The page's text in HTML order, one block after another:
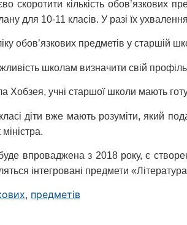
скоротити кількість обов’язкових
для 10-11 класів. У разі їх
обов’язкових предметів у старшій
школам визначити свій
Хобзея, учні старшої школи мають
діти вже мають розуміти, який
впроваджена з 2018 року, є
інтегровані предмети
, предметів